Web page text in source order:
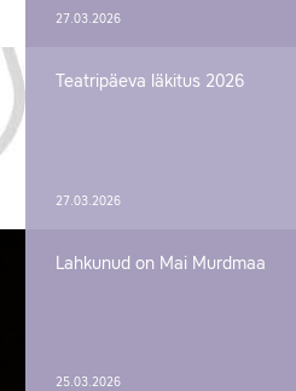
27.03.2026
Teatripäeva läkitus 2026
27.03.2026
Lahkunud on Mai Murdmaa
25.03.2026